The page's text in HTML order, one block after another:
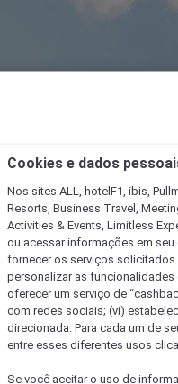
Cookies e dados
Nos sites ALL, hotelF1, ibis,
Resorts, Business Travel,
Activities & Events, Limitless
ou acessar informações em
fornecer os serviços solicitados
personalizar as
oferecer um serviço de
com redes sociais; (vi)
direcionada. Para cada um de
entre esses diferentes usos
Se você aceitar o uso de